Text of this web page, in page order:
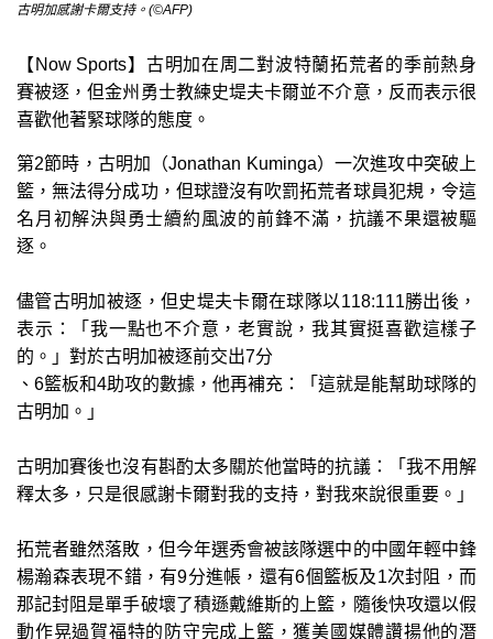
古明加感謝卡爾支持。(©AFP)
【Now Sports】古明加在周二對波特蘭拓荒者的季前熱身
賽被逐，但金州勇士教練史堤夫卡爾並不介意，反而表示很
喜歡他著緊球隊的態度。
第2節時，古明加（Jonathan Kuminga）一次進攻中突破上
籃，無法得分成功，但球證沒有吹罰拓荒者球員犯規，令這
名月初解決與勇士續約風波的前鋒不滿，抗議不果還被驅
逐。
儘管古明加被逐，但史堤夫卡爾在球隊以118:111勝出後，
表示：「我一點也不介意，老實說，我其實挺喜歡這樣子
的。」對於古明加被逐前交出7分
、6籃板和4助攻的數據，他再補充：「這就是能幫助球隊的
古明加。」
古明加賽後也沒有斟酌太多關於他當時的抗議：「我不用解
釋太多，只是很感謝卡爾對我的支持，對我來說很重要。」
拓荒者雖然落敗，但今年選秀會被該隊選中的中國年輕中鋒
楊瀚森表現不錯，有9分進帳，還有6個籃板及1次封阻，而
那記封阻是單手破壞了積遜戴維斯的上籃，隨後快攻還以假
動作晃過賀福特的防守完成上籃，獲美國媒體讚揚他的潛